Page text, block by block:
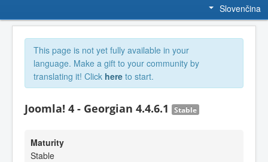
Slovenčina
This page is not yet fully available in your
language. Make a gift to your community by
translating it! Click here to start.
Joomla! 4 - Georgian 4.4.6.1 Stable
Maturity
Stable